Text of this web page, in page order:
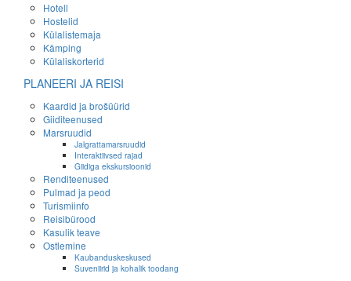
Hotell
Hostelid
Külalistemaja
Kämping
Külaliskorterid
PLANEERI JA REISI
Kaardid ja brošüürid
Giiditeenused
Marsruudid
Jalgrattamarsruudid
Interaktiivsed rajad
Giidiga ekskursioonid
Renditeenused
Pulmad ja peod
Turismiinfo
Reisibürood
Kasulik teave
Ostlemine
Kaubanduskeskused
Suveniirid ja kohalik toodang